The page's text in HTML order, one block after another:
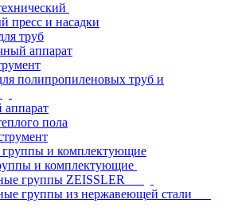
пресс и насадки
труб
аппарат
полипропиленовых труб и
пола
и комплектующие
группы ZEISSLER
группы из нержавеющей стали